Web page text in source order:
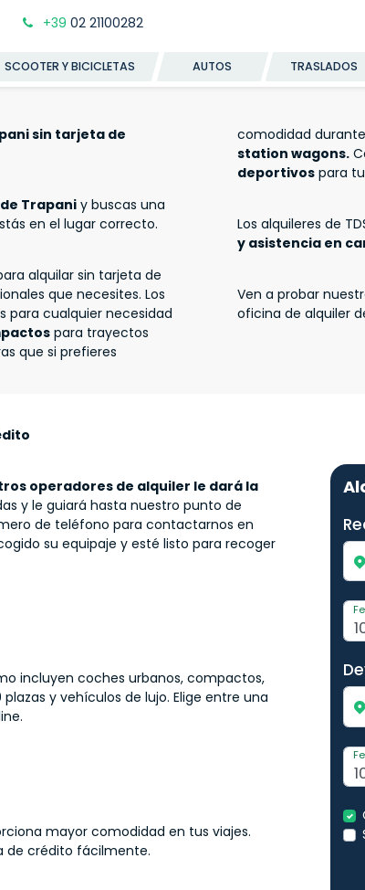
+39 02 21100282
SCOOTER Y BICICLETAS AUTOS TRASLADOS
sin tarjeta de
Trapaniy buscas una
en el lugar correcto.
alquilar sin tarjeta de
que necesites. Los
para cualquier necesidad
para trayectos
que si prefieres
comodidad
station wagons.
deportivos para
Los alquileres de
y asistencia en
Ven a probar
oficina de alquiler
operadores de alquiler le dará la
y le guiará hasta nuestro punto de
de teléfono para contactarnos en
su equipaje y esté listo para recoger
incluyen coches urbanos, compactos,
y vehículos de lujo. Elige entre una
mayor comodidad en tus viajes.
de crédito fácilmente.